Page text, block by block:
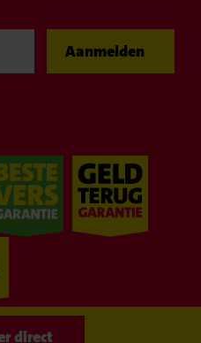
direct
Aanmelden